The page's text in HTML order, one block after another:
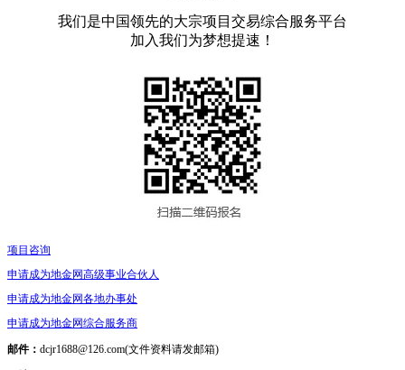
我们是中国领先的大宗项目交易综合服务平台
加入我们为梦想提速！
项目咨询
申请成为地金网高级事业合伙人
申请成为地金网各地办事处
申请成为地金网综合服务商
邮件： dcjr1688@126.com(文件资料请发邮箱)